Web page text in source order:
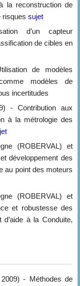
la reconstruction de
risques sujet
d’un capteur
de cibles en
de modèles
modèles de
incertitudes
- Contribution aux
à la métrologie des
(ROBERVAL) et
développement des
au point des moteurs
(ROBERVAL) et
et robustesse des
à la Conduite,
- Méthodes de